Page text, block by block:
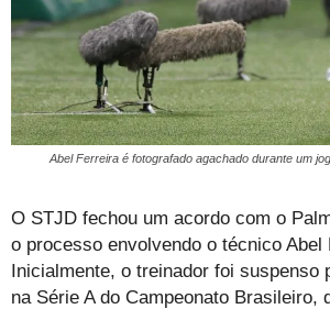
Abel Ferreira é fotografado agachado durante um
O STJD fechou um acordo com o
o processo envolvendo o técnico Abel
Inicialmente, o treinador foi suspenso
na Série A do Campeonato Brasileiro,